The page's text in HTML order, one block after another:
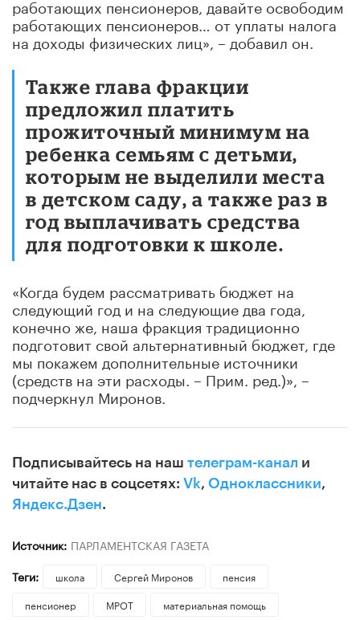
работающих пенсионеров, давайте освободим
работающих пенсионеров… от уплаты налога
на доходы физических лиц», – добавил он.
Также глава фракции
предложил платить
прожиточный минимум на
ребенка семьям с детьми,
которым не выделили места
в детском саду, а также раз в
год выплачивать средства
для подготовки к школе.
«Когда будем рассматривать бюджет на
следующий год и на следующие два года,
конечно же, наша фракция традиционно
подготовит свой альтернативный бюджет, где
мы покажем дополнительные источники
(средств на эти расходы. – Прим. ред.)», –
подчеркнул Миронов.
Подписывайтесь на наш телеграм-канал и
читайте нас в соцсетях: Vk, Одноклассники,
Яндекс.Дзен.
Источник: ПАРЛАМЕНТСКАЯ ГАЗЕТА
Теги:
школа Сергей Миронов
пенсия
пенсионер
МРОТ
материальная помощь